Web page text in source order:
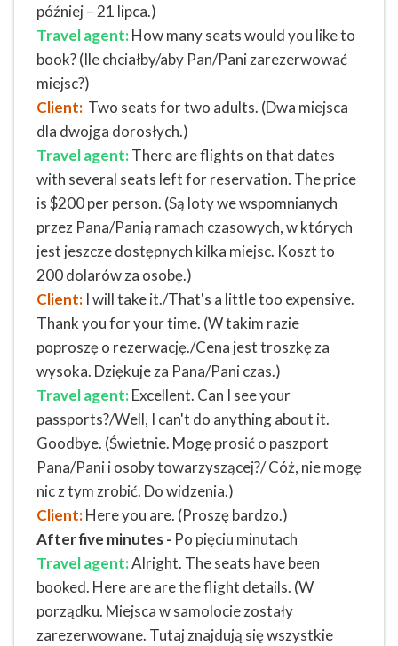
później – 21 lipca.)
Travel agent:How many seats would you like to
book? (Ile chciałby/aby Pan/Pani zarezerwować
miejsc?)
Client: Two seats for two adults. (Dwa miejsca
dla dwojga dorosłych.)
Travel agent:There are flights on that dates
with several seats left for reservation. The price
is $200 per person. (Są loty we wspomnianych
przez Pana/Panią ramach czasowych, w których
jest jeszcze dostępnych kilka miejsc. Koszt to
200 dolarów za osobę.)
Client: I will take it./That's a little too expensive.
Thank you for your time. (W takim razie
poproszę o rezerwację./Cena jest troszkę za
wysoka. Dziękuje za Pana/Pani czas.)
Travel agent:Excellent. Can I see your
passports?/Well, I can't do anything about it.
Goodbye. (Świetnie. Mogę prosić o paszport
Pana/Pani i osoby towarzyszącej?/ Cóż, nie mogę
nic z tym zrobić. Do widzenia.)
Client:Here you are. (Proszę bardzo.)
After five minutes - Po pięciu minutach
Travel agent:Alright. The seats have been
booked. Here are are the flight details. (W
porządku. Miejsca w samolocie zostały
zarezerwowane. Tutaj znajdują się wszystkie